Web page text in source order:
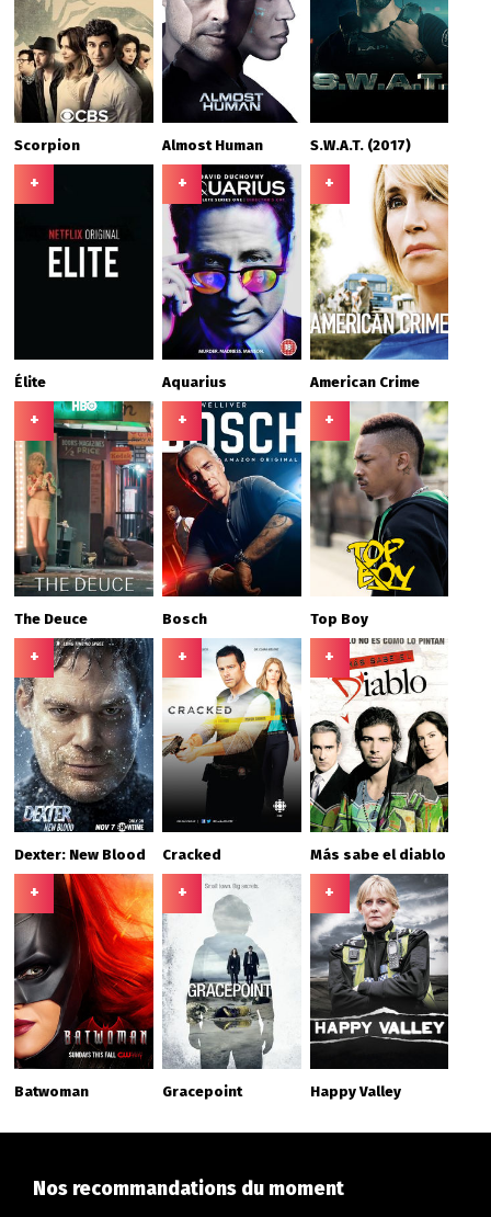
Scorpion Almost Human S.W.A.T. (2017)
+
Élite
+
Aquarius
+
American Crime
+
The Deuce
+
Bosch
+
Top Boy
+
Dexter: New Blood
+
Cracked
+
Más sabe el diablo
+
Batwoman
+
Gracepoint
+
Happy Valley
Nos recommandations du moment